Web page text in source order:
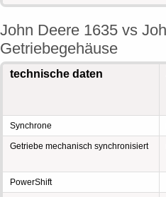
John Deere 1635 vs
Getriebegehäuse
technische daten
Synchrone
Getriebe mechanisch synchronisiert
PowerShift